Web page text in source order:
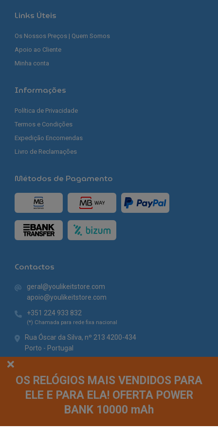
OS RELÓGIOS MAIS VENDIDOS PARA
ELE E PARA ELA! OFERTA POWER
BANK 10000 mAh
Links Úteis
Os Nossos Preços | Quem Somos
Apoio ao Cliente
Minha conta
Informações
Política de Privacidade
Termos e Condições
Expedição Encomendas
Livro de Reclamações
Métodos de Pagamento
Contactos
geral@youlikeitstore.com
apoio@youlikeitstore.com
+351 224 933 832
(*) Chamada para rede fixa nacional
Rua Óscar da Silva, nº 213 4200-434
Porto - Portugal